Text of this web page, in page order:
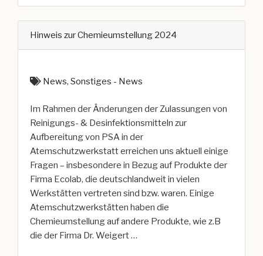
(HH)“
Hinweis zur Chemieumstellung 2024
News, Sonstiges - News
Im Rahmen der Änderungen der Zulassungen von
Reinigungs- & Desinfektionsmitteln zur
Aufbereitung von PSA in der
Atemschutzwerkstatt erreichen uns aktuell einige
Fragen – insbesondere in Bezug auf Produkte der
Firma Ecolab, die deutschlandweit in vielen
Werkstätten vertreten sind bzw. waren. Einige
Atemschutzwerkstätten haben die
Chemieumstellung auf andere Produkte, wie z.B
die der Firma Dr. Weigert …